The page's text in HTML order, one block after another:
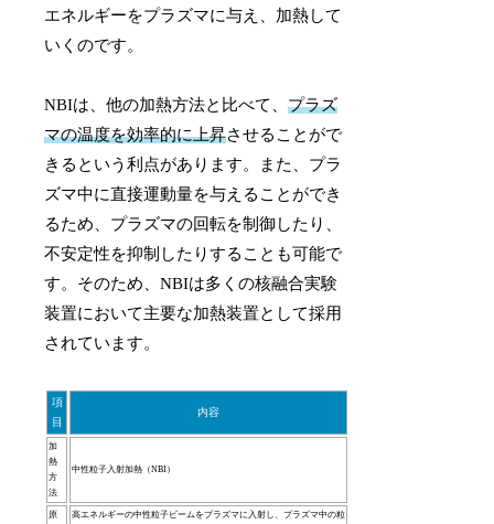
エネルギーをプラズマに与え、加熱して
いくのです。
NBIは、他の加熱方法と比べて、プラズ
マの温度を効率的に上昇させることがで
きるという利点があります。また、プラ
ズマ中に直接運動量を与えることができ
るため、プラズマの回転を制御したり、
不安定性を抑制したりすることも可能で
す。そのため、NBIは多くの核融合実験
装置において主要な加熱装置として採用
されています。
項
目
内容
加
熱
方
法
中性粒子入射加熱（NBI）
原
高エネルギーの中性粒子ビームをプラズマに入射し、プラズマ中の粒